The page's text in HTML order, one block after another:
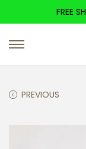
FREE
PREVIOUS